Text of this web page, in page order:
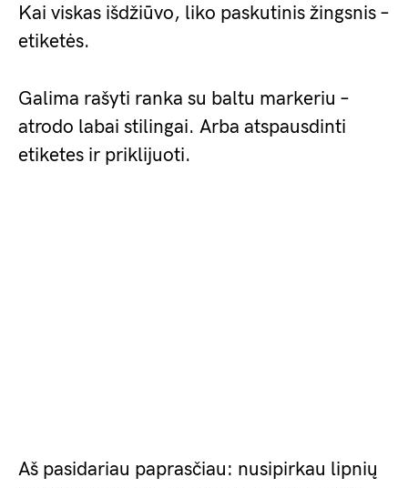
Kai viskas išdžiūvo, liko paskutinis žingsnis –
etiketės.
Galima rašyti ranka su baltu markeriu –
atrodo labai stilingai. Arba atspausdinti
etiketes ir priklijuoti.
Aš pasidariau paprasčiau: nusipirkau lipnių